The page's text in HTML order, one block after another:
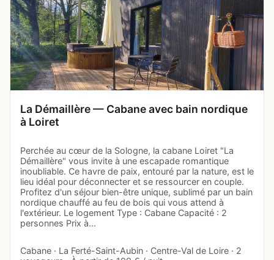
La Démaillère — Cabane avec bain nordique
à Loiret
Perchée au cœur de la Sologne, la cabane Loiret "La
Démaillère" vous invite à une escapade romantique
inoubliable. Ce havre de paix, entouré par la nature, est le
lieu idéal pour déconnecter et se ressourcer en couple.
Profitez d'un séjour bien-être unique, sublimé par un bain
nordique chauffé au feu de bois qui vous attend à
l'extérieur. Le logement Type : Cabane Capacité : 2
personnes Prix à…
Cabane · La Ferté-Saint-Aubin · Centre-Val de Loire · 2